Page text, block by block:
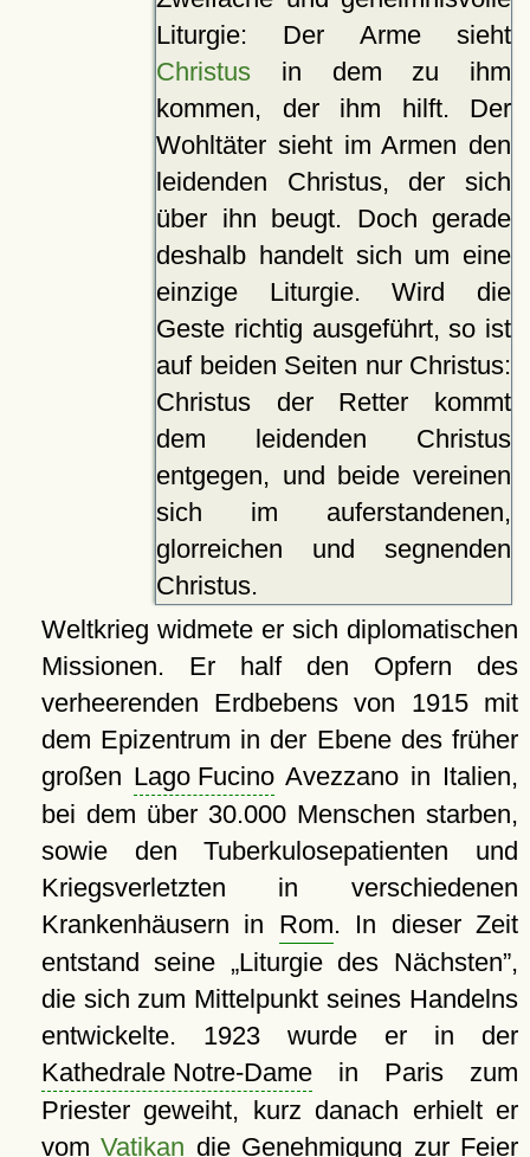
Liturgie: Der Arme sieht
Christus in dem zu ihm
kommen, der ihm hilft. Der
Wohltäter sieht im Armen den
leidenden Christus, der sich
über ihn beugt. Doch gerade
deshalb handelt sich um eine
einzige Liturgie. Wird die
Geste richtig ausgeführt, so ist
auf beiden Seiten nur Christus:
Christus der Retter kommt
dem leidenden Christus
entgegen, und beide vereinen
sich im auferstandenen,
glorreichen und segnenden
Christus.
Weltkrieg widmete er sich diplomatischen
Missionen. Er half den Opfern des
verheerenden Erdbebens von 1915 mit
dem Epizentrum in der Ebene des früher
großen Lago FucinoAvezzano in Italien,
bei dem über 30.000 Menschen starben,
sowie den Tuberkulosepatienten und
Kriegsverletzten in verschiedenen
Krankenhäusern in Rom. In dieser Zeit
entstand seine
Liturgie des Nächsten ,
die sich zum Mittelpunkt seines Handelns
entwickelte. 1923 wurde er in der
Kathedrale Notre-Damein Paris zum
Priester geweiht, kurz danach erhielt er
vomVatikan die Genehmigung zur Feier